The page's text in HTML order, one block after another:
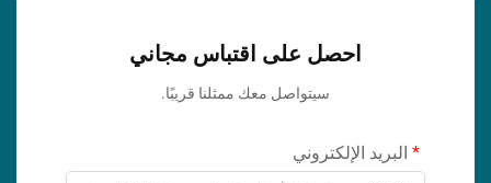
احصل على اقتباس مجاني
سيتواصل معك ممثلنا قريبًا.
البريد الإلكتروني